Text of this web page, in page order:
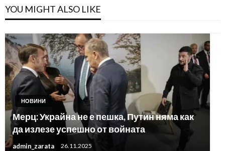
YOU MIGHT ALSO LIKE
НОВИНИ
Мерц: Украйна не е пешка, Путин няма как
да излезе успешно от войната
admin_zarata 26.11.2025